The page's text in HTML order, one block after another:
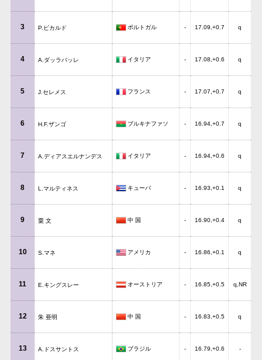
3 P.ピカルド ポルトガル - 17.09,+0.7 q
4 A.ダッラバッレ イタリア - 17.08,+0.6 q
5 J.セレメス フランス - 17.07,+0.7 q
6 H.F.ザンゴ ブルキナファソ - 16.94,+0.7 q
7 A.ディアスエルナンデス イタリア - 16.94,+0.6 q
8 L.マルティネス キューバ - 16.93,+0.1 q
9 粟 文 中 国 - 16.90,+0.4 q
10 S.マネ アメリカ - 16.86,+0.1 q
11 E.キングスレー オーストリア - 16.85,+0.5 q,NR
12 朱 亜明 中 国 - 16.83,+0.5 q
13 A.ドスサントス ブラジル - 16.79,+0.6 -